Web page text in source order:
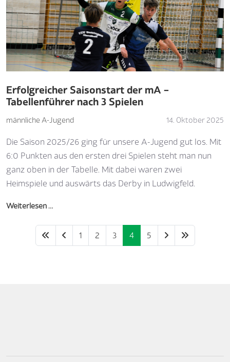
Erfolgreicher Saisonstart der mA –
Tabellenführer nach 3 Spielen
männliche A-Jugend 14. Oktober 2025
Die Saison 2025/26 ging für unsere A-Jugend gut los. Mit
6:0 Punkten aus den ersten drei Spielen steht man nun
ganz oben in der Tabelle. Mit dabei waren zwei
Heimspiele und auswärts das Derby in Ludwigfeld.
Weiterlesen …
1 2 3 4 5